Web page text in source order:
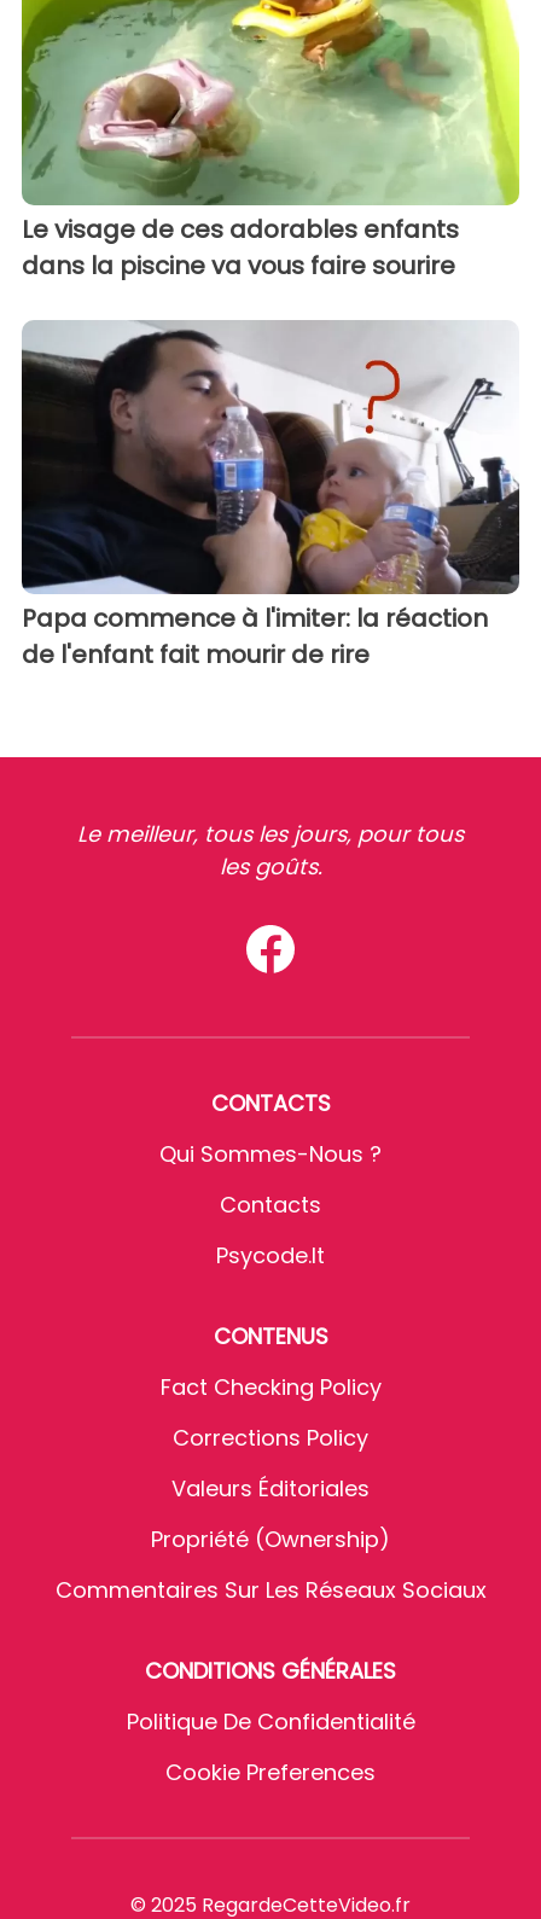
Le visage de ces adorables enfants
dans la piscine va vous faire sourire
Papa commence à l'imiter: la réaction
de l'enfant fait mourir de rire
Le meilleur, tous les jours, pour tous
les goûts.
CONTACTS
Qui Sommes-Nous ?
Contacts
Psycode.it
CONTENUS
Fact Checking Policy
Corrections Policy
Valeurs Éditoriales
Propriété (Ownership)
Commentaires Sur Les Réseaux Sociaux
CONDITIONS GÉNÉRALES
Politique De Confidentialité
Cookie Preferences
© 2025 RegardeCetteVideo.fr